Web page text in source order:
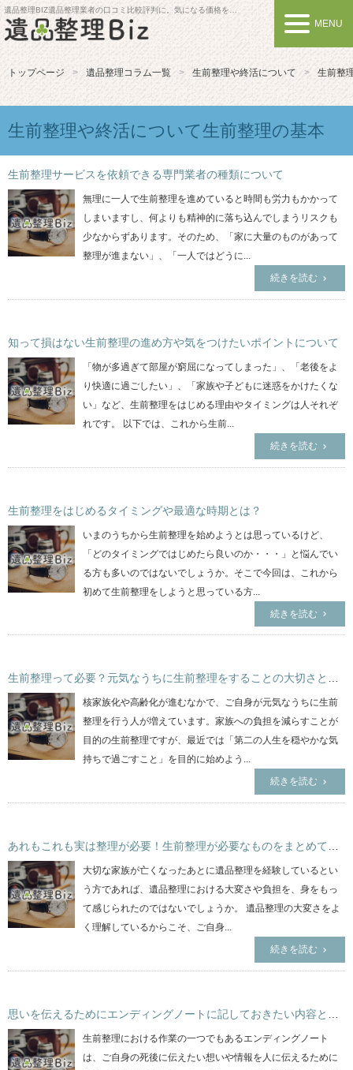
遺品整理BIZ遺品整理業者の口コミ比較評判に。気になる価格を比較しよう
MENU
トップページ 遺品整理コラム一覧 生前整理や終活について 生前整
生前整理や終活について生前整理の基本
生前整理サービスを依頼できる専門業者の種類について
無理に一人で生前整理を進めていると時間も労力もかかって
しまいますし、何よりも精神的に落ち込んでしまうリスクも
少なからずあります。そのため、「家に大量のものがあって
整理が進まない」、「一人ではどうに...
続きを読む
知って損はない生前整理の進め方や気をつけたいポイントについて
「物が多過ぎて部屋が窮屈になってしまった」、「老後をよ
り快適に過ごしたい」、「家族や子どもに迷惑をかけたくな
い」など、生前整理をはじめる理由やタイミングは人それぞ
れです。 以下では、これから生前...
続きを読む
生前整理をはじめるタイミングや最適な時期とは？
いまのうちから生前整理を始めようとは思っているけど、
「どのタイミングではじめたら良いのか・・・」と悩んでい
る方も多いのではないでしょうか。そこで今回は、これから
初めて生前整理をしようと思っている方...
続きを読む
生前整理って必要？元気なうちに生前整理をすることの大切さとは？
核家族化や高齢化が進むなかで、ご自身が元気なうちに生前
整理を行う人が増えています。家族への負担を減らすことが
目的の生前整理ですが、最近では「第二の人生を穏やかな気
持ちで過ごすこと」を目的に始めよう...
続きを読む
あれもこれも実は整理が必要！生前整理が必要なものをまとめてみました
大切な家族が亡くなったあとに遺品整理を経験しているとい
う方であれば、遺品整理における大変さや負担を、身をもっ
て感じられたのではないでしょうか。 遺品整理の大変さをよ
く理解しているからこそ、ご自身...
続きを読む
生前整理における作業の一つでもあるエンディングノート
は、ご自身の死後に伝えたい想いや情報を人に伝えるために